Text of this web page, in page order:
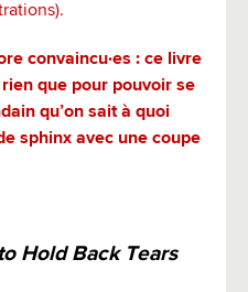
convaincu·es : ce livre
rien que pour pouvoir se
qu’on sait à quoi
sphinx avec une coupe
Hold Back Tears